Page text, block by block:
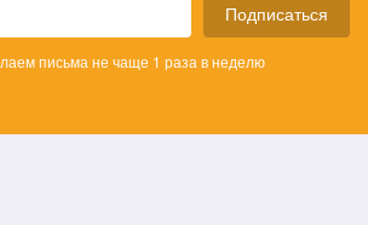
Подписаться
письма не чаще 1 раза в неделю